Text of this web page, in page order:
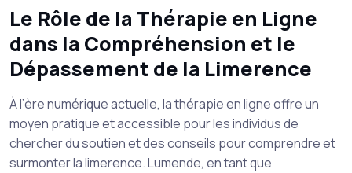
Le Rôle de la Thérapie en Ligne
dans la Compréhension et le
Dépassement de la Limerence
À l’ère numérique actuelle, la thérapie en ligne offre un
moyen pratique et accessible pour les individus de
chercher du soutien et des conseils pour comprendre et
surmonter la limerence. Lumende, en tant que